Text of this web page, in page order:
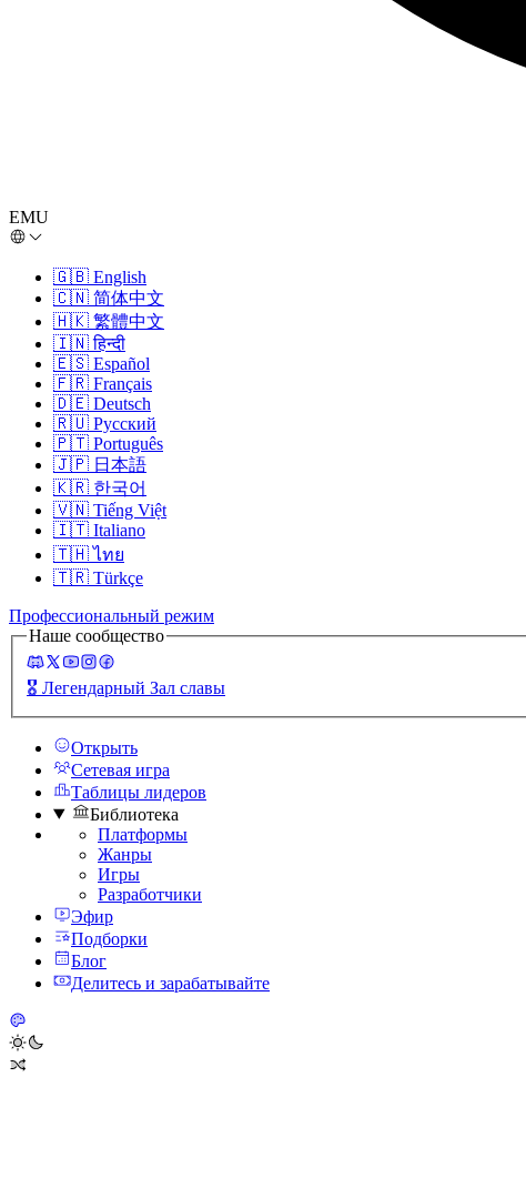
EMU
🇬🇧 English
🇨🇳 简体中文
🇭🇰 繁體中文
🇮🇳 हिन्दी
🇪🇸 Español
🇫🇷 Français
🇩🇪 Deutsch
🇷🇺 Русский
🇵🇹 Português
🇯🇵 日本語
🇰🇷 한국어
🇻🇳 Tiếng Việt
🇮🇹 Italiano
🇹🇭 ไทย
🇹🇷 Türkçe
Профессиональный режим
Наше сообщество
🎖️ Легендарный Зал славы
Открыть
Сетевая игра
Таблицы лидеров
Библиотека
Платформы
Жанры
Игры
Разработчики
Эфир
Подборки
Блог
Делитесь и зарабатывайте